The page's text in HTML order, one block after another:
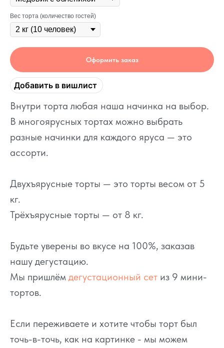
Вес торта (количество гостей)
Оформить заказ
Добавить в вишлист
Внутри торта любая наша начинка на выбор.
В многоярусных тортах можно выбрать
разные начинки для каждого яруса — это
ассорти.
Двухъярусные торты — это торты весом от 5
кг.
Трёхъярусные торты — от 8 кг.
Будьте уверены во вкусе на 100%, заказав
нашу дегустацию.
Мы пришлём дегустационный сет из 9 мини-
тортов.
Если переживаете и хотите чтобы торт был
точь-в-точь, как на картинке - мы можем